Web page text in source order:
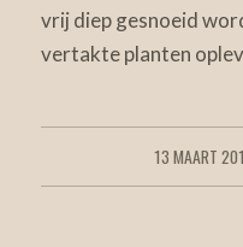
vrij diep gesnoeid
vertakte planten
13 MAART
/